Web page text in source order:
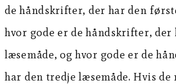
de håndskrifter, der har den
hvor gode er de håndskrifter, der
læsemåde, og hvor gode er de
har den tredje læsemåde. Hvis de